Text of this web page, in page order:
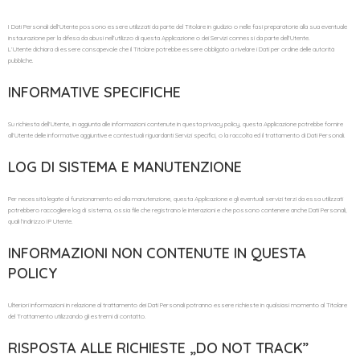
I Dati Personali dell’Utente possono essere utilizzati da parte del Titolare in giudizio o nelle fasi preparatorie alla sua eventuale
instaurazione per la difesa da abusi nell’utilizzo di questa Applicazione o dei Servizi connessi da parte dell’Utente.
L’Utente dichiara di essere consapevole che il Titolare potrebbe essere obbligato a rivelare i Dati per ordine delle autorità
pubbliche.
INFORMATIVE SPECIFICHE
Su richiesta dell’Utente, in aggiunta alle informazioni contenute in questa privacy policy, questa Applicazione potrebbe fornire
all’Utente delle informative aggiuntive e contestuali riguardanti Servizi specifici, o la raccolta ed il trattamento di Dati Personali.
LOG DI SISTEMA E MANUTENZIONE
Per necessità legate al funzionamento ed alla manutenzione, questa Applicazione e gli eventuali servizi terzi da essa utilizzati
potrebbero raccogliere log di sistema, ossia file che registrano le interazioni e che possono contenere anche Dati Personali,
quali l’indirizzo IP Utente.
INFORMAZIONI NON CONTENUTE IN QUESTA
POLICY
Ulteriori informazioni in relazione al trattamento dei Dati Personali potranno essere richieste in qualsiasi momento al Titolare
del Trattamento utilizzando gli estremi di contatto.
RISPOSTA ALLE RICHIESTE „DO NOT TRACK”